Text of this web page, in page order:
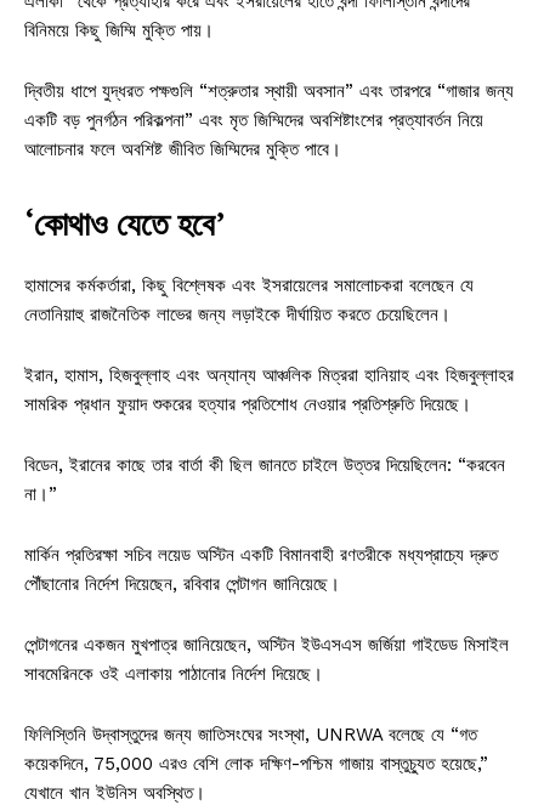
বিনিময়ে কিছু জিম্মি মুক্তি পায়।
দ্বিতীয় ধাপে যুদ্ধরত পক্ষগুলি “শত্রুতার স্থায়ী অবসান” এবং তারপরে “গাজার জন্য
একটি বড় পুনর্গঠন পরিকল্পনা” এবং মৃত জিম্মিদের অবশিষ্টাংশের প্রত্যাবর্তন নিয়ে
আলোচনার ফলে অবশিষ্ট জীবিত জিম্মিদের মুক্তি পাবে।
‘কোথাও যেতে হবে’
হামাসের কর্মকর্তারা, কিছু বিশ্লেষক এবং ইসরায়েলের সমালোচকরা বলেছেন যে
নেতানিয়াহু রাজনৈতিক লাভের জন্য লড়াইকে দীর্ঘায়িত করতে চেয়েছিলেন।
ইরান, হামাস, হিজবুল্লাহ এবং অন্যান্য আঞ্চলিক মিত্ররা হানিয়াহ এবং হিজবুল্লাহর
সামরিক প্রধান ফুয়াদ শুকরের হত্যার প্রতিশোধ নেওয়ার প্রতিশ্রুতি দিয়েছে।
বিডেন, ইরানের কাছে তার বার্তা কী ছিল জানতে চাইলে উত্তর দিয়েছিলেন: “করবেন
না।”
মার্কিন প্রতিরক্ষা সচিব লয়েড অস্টিন একটি বিমানবাহী রণতরীকে মধ্যপ্রাচ্যে দ্রুত
পৌঁছানোর নির্দেশ দিয়েছেন, রবিবার পেন্টাগন জানিয়েছে।
পেন্টাগনের একজন মুখপাত্র জানিয়েছেন, অস্টিন ইউএসএস জর্জিয়া গাইডেড মিসাইল
সাবমেরিনকে ওই এলাকায় পাঠানোর নির্দেশ দিয়েছে।
ফিলিস্তিনি উদ্বাস্তুদের জন্য জাতিসংঘের সংস্থা, UNRWA বলেছে যে “গত
কয়েকদিনে, 75,000 এরও বেশি লোক দক্ষিণ-পশ্চিম গাজায় বাস্তুচ্যুত হয়েছে,”
যেখানে খান ইউনিস অবস্থিত।